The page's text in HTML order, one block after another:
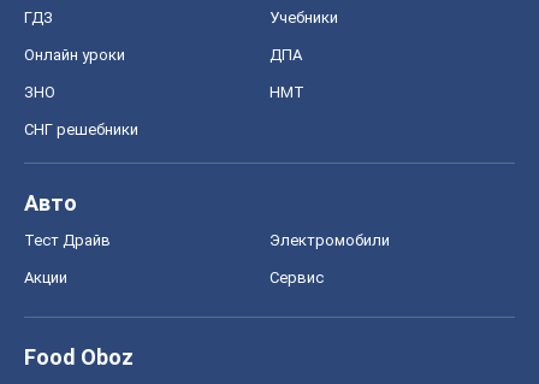
ГДЗ Учебники
Онлайн уроки ДПА
ЗНО НМТ
СНГ решебники
Авто
Тест Драйв Электромобили
Акции Сервис
Food Oboz